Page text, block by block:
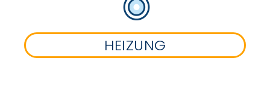
HEIZUNG